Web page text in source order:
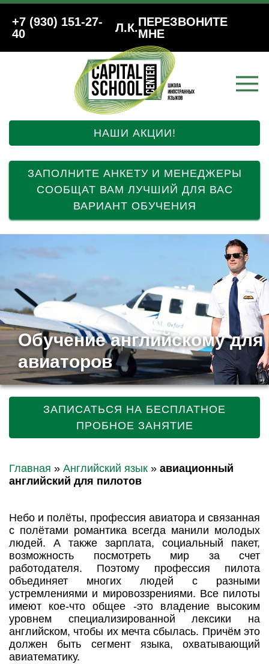
+7 (930) 151-27-
40
Л.К.ПЕРЕЗВОНИТЕ
МНЕ
НАШИ АКЦИИ!
ЗАПОЛНИТЕ АНКЕТУ И МЕНЕДЖЕРЫ
СООБЩАТ ВАМ ЛУЧШИЙ ДЛЯ ВАС
ВАРИАНТ ОБУЧЕНИЯ
Обучение английскому для
авиаторов
ЗАПИСАТЬСЯ НА БЕСПЛАТНОЕ
ПРОБНОЕ ЗАНЯТИЕ
Главная » Английский язык » авиационный
английский для пилотов
Небо и полёты, профессия авиатора и связанная
c полётами романтика всегда манили молодых
людей. А также зарплата, социальный пакет,
возможность посмотреть мир за счет
работодателя. Поэтому профессия пилота
объединяет многих людей с разными
устремлениями и мировоззрениями. Все пилоты
имеют кое-что общее -это владение высоким
уровнем специализированной лексики на
английском, чтобы их мечта сбылась. Причём это
должен быть сегмент языка, охватывающий
авиатематику.